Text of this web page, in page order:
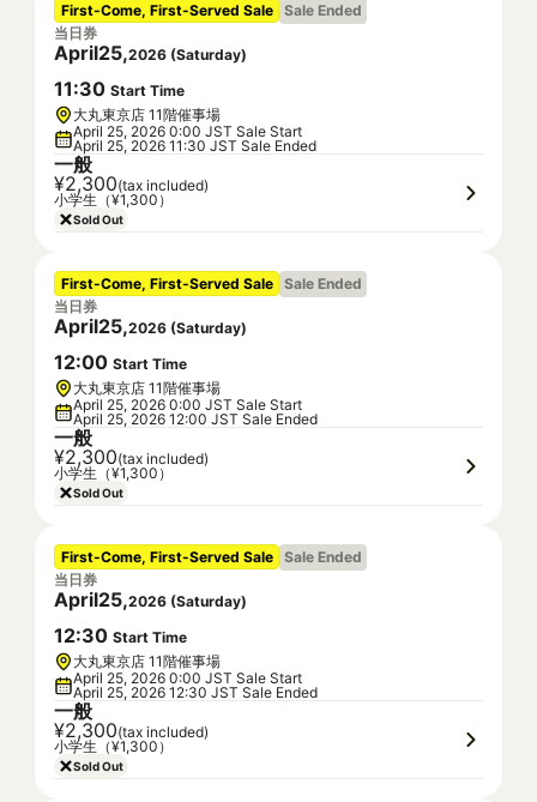
First-Come, First-Served Sale Sale Ended
当日券
April25,2026 (Saturday)
11:30 Start Time
大丸東京店 11階催事場
April 25, 2026 0:00 JST Sale Start
April 25, 2026 11:30 JST Sale Ended
一般
¥2,300(tax included)
小学生（¥1,300）
Sold Out
First-Come, First-Served Sale Sale Ended
当日券
April25,2026 (Saturday)
12:00 Start Time
大丸東京店 11階催事場
April 25, 2026 0:00 JST Sale Start
April 25, 2026 12:00 JST Sale Ended
一般
¥2,300(tax included)
小学生（¥1,300）
Sold Out
First-Come, First-Served Sale Sale Ended
当日券
April25,2026 (Saturday)
12:30 Start Time
大丸東京店 11階催事場
April 25, 2026 0:00 JST Sale Start
April 25, 2026 12:30 JST Sale Ended
一般
¥2,300(tax included)
小学生（¥1,300）
Sold Out